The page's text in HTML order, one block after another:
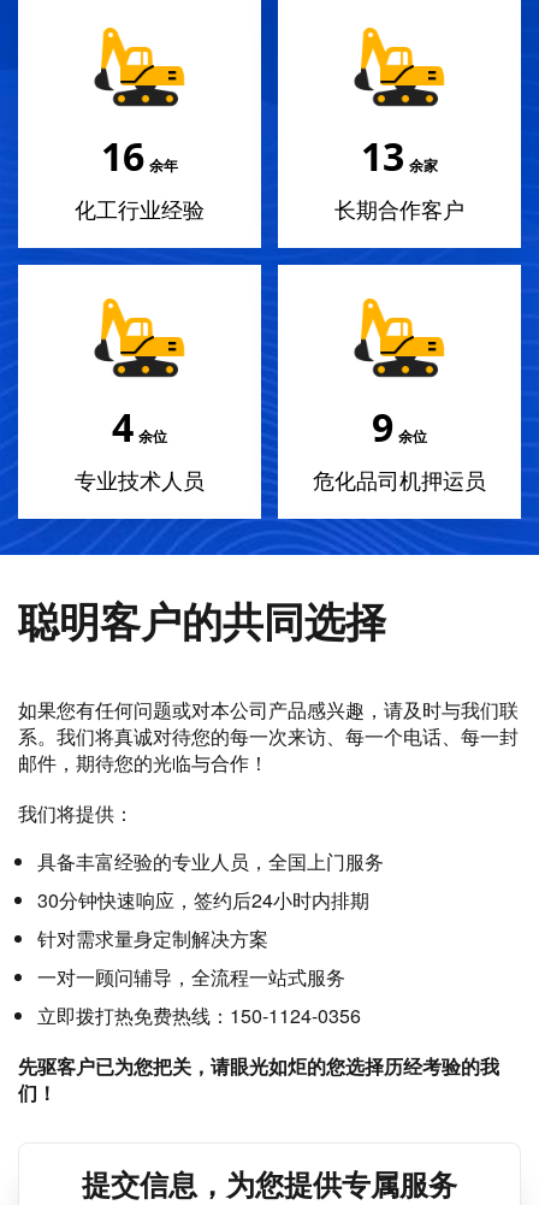
18 余年
化工行业经验
14 余家
长期合作客户
4 余位
专业技术人员
10 余位
危化品司机押运员
聪明客户的共同选择
如果您有任何问题或对本公司产品感兴趣，请及时与我们联
系。我们将真诚对待您的每一次来访、每一个电话、每一封
邮件，期待您的光临与合作！
我们将提供：
具备丰富经验的专业人员，全国上门服务
30分钟快速响应，签约后24小时内排期
针对需求量身定制解决方案
一对一顾问辅导，全流程一站式服务
立即拨打热免费热线：150-1124-0356
先驱客户已为您把关，请眼光如炬的您选择历经考验的我
们！
提交信息，为您提供专属服务